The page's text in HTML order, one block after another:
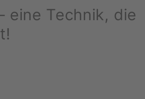
eine Technik, die